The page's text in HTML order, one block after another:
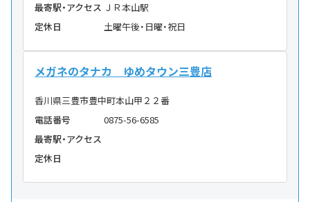
最寄駅・アクセス ＪＲ本山駅
定休日
土曜午後・日曜・祝日
メガネのタナカ ゆめタウン三豊店
香川県三豊市豊中町本山甲２２番
電話番号
0875-56-6585
最寄駅・アクセス
定休日